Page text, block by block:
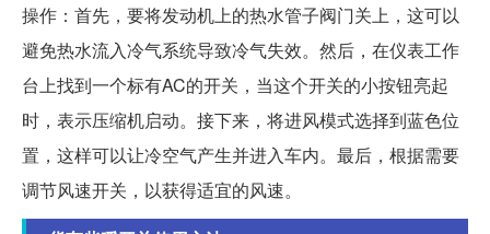
操作：首先，要将发动机上的热水管子阀门关上，这可以
避免热水流入冷气系统导致冷气失效。然后，在仪表工作
台上找到一个标有AC的开关，当这个开关的小按钮亮起
时，表示压缩机启动。接下来，将进风模式选择到蓝色位
置，这样可以让冷空气产生并进入车内。最后，根据需要
调节风速开关，以获得适宜的风速。